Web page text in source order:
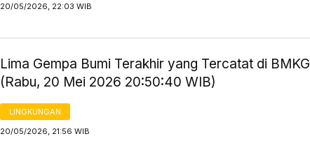
20/05/2026, 22:03 WIB
Lima Gempa Bumi Terakhir yang Tercatat di BMKG
(Rabu, 20 Mei 2026 20:50:40 WIB)
LINGKUNGAN
20/05/2026, 21:56 WIB